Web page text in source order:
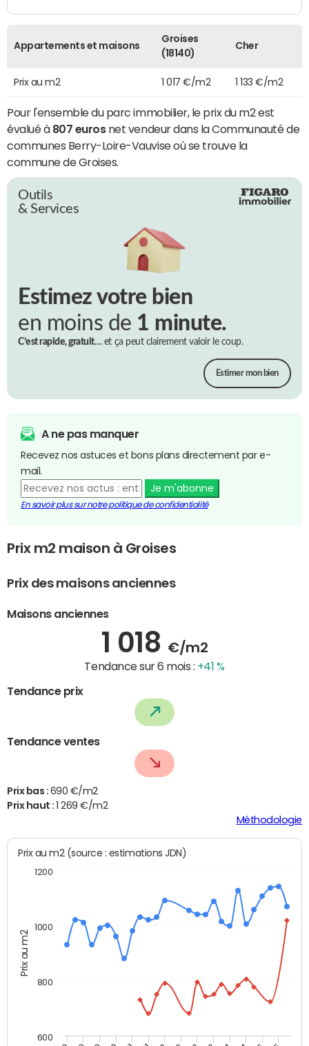
Appartements et maisons
Groises
(18140)
Cher
Prix au m2 1 017 €/m2 1 133 €/m2
Pour l'ensemble du parc immobilier, le prix du m2 est
évalué à 807 eurosnet vendeur dans la Communauté de
communes Berry-Loire-Vauvise où se trouve la
commune de Groises.
Outils
& Services
Estimez votre bien
en moins de 1 minute.
C’est rapide, gratuit…et ça peut clairement valoir le coup.
Estimer mon bien
A ne pas manquer
Recevez nos astuces et bons plans directement par e-
mail.
Je m'abonne
En savoir plus sur notre politique de confidentialité
Prix m2 maison à Groises
Prix des maisons anciennes
Maisons anciennes
1 018 €/m2
Tendance sur 6 mois : +41 %
Tendance prix
Tendance ventes
Prix bas : 690 €/m2
Prix haut :
1 269 €/m2
Méthodologie
Prix au m2
Prix au m2 (source : estimations JDN)
600
800
1000
1200